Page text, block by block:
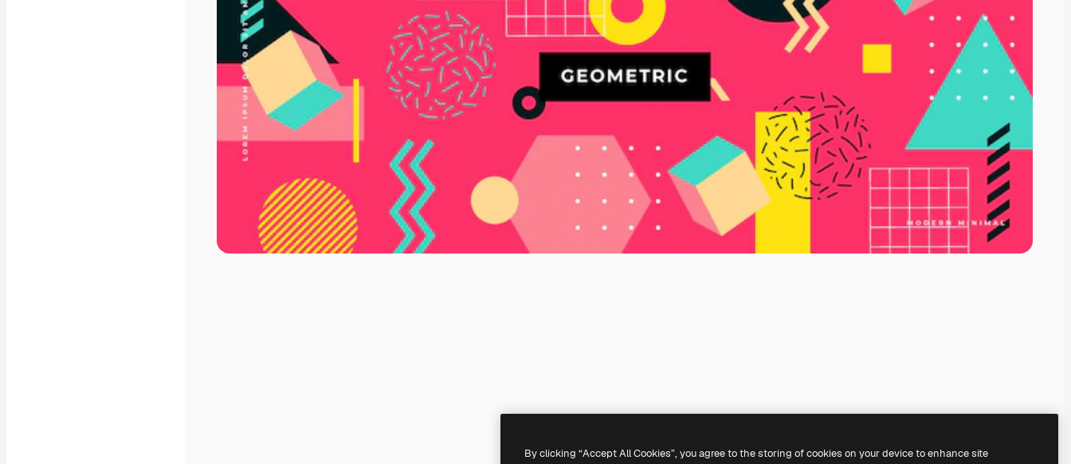
By clicking “Accept All Cookies”, you agree to the storing of cookies on your device to enhance site